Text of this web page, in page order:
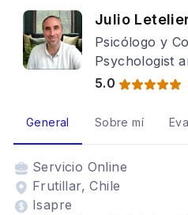
Julio
Psicólogo y
Psychologist
5.0
General Sobre mí
Servicio Online
Frutillar, Chile
Isapre